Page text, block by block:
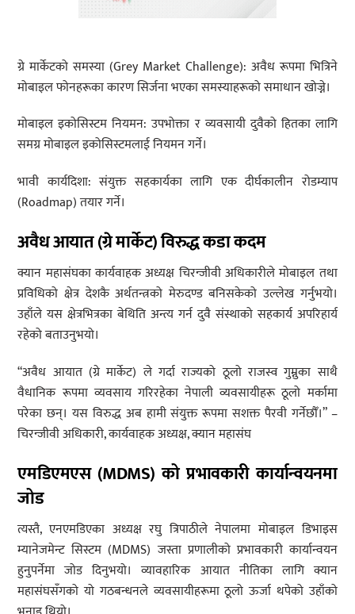
ग्रे मार्केटको समस्या (Grey Market Challenge): अवैध रूपमा भित्रिने
मोबाइल फोनहरूका कारण सिर्जना भएका समस्याहरूको समाधान खोज्ने।
मोबाइल इकोसिस्टम नियमन: उपभोक्ता र व्यवसायी दुवैको हितका लागि
समग्र मोबाइल इकोसिस्टमलाई नियमन गर्ने।
भावी कार्यदिशा: संयुक्त सहकार्यका लागि एक दीर्घकालीन रोडम्याप
(Roadmap) तयार गर्ने।
अवैध आयात (ग्रे मार्केट) विरुद्ध कडा कदम
क्यान महासंघका कार्यवाहक अध्यक्ष चिरन्जीवी अधिकारीले मोबाइल तथा
प्रविधिको क्षेत्र देशकै अर्थतन्त्रको मेरुदण्ड बनिसकेको उल्लेख गर्नुभयो।
उहाँले यस क्षेत्रभित्रका बेथिति अन्त्य गर्न दुवै संस्थाको सहकार्य अपरिहार्य
रहेको बताउनुभयो।
“अवैध आयात (ग्रे मार्केट) ले गर्दा राज्यको ठूलो राजस्व गुम्नुका साथै
वैधानिक रूपमा व्यवसाय गरिरहेका नेपाली व्यवसायीहरू ठूलो मर्कामा
परेका छन्। यस विरुद्ध अब हामी संयुक्त रूपमा सशक्त पैरवी गर्नेछौँ।” –
चिरन्जीवी अधिकारी, कार्यवाहक अध्यक्ष, क्यान महासंघ
एमडिएमएस (MDMS) को प्रभावकारी कार्यान्वयनमा
जोड
त्यस्तै, एनएमडिएका अध्यक्ष रघु त्रिपाठीले नेपालमा मोबाइल डिभाइस
म्यानेजमेन्ट सिस्टम (MDMS) जस्ता प्रणालीको प्रभावकारी कार्यान्वयन
हुनुपर्नेमा जोड दिनुभयो। व्यावहारिक आयात नीतिका लागि क्यान
महासंघसँगको यो गठबन्धनले व्यवसायीहरूमा ठूलो ऊर्जा थपेको उहाँको